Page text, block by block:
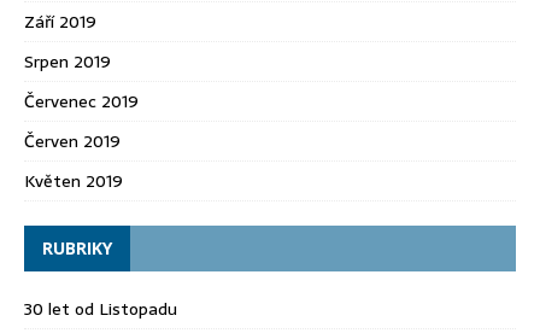
Září 2019
Srpen 2019
Červenec 2019
Červen 2019
Květen 2019
RUBRIKY
30 let od Listopadu